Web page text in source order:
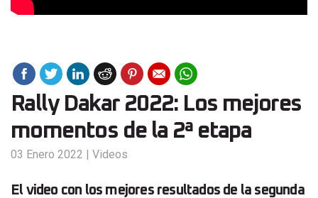
Rally Dakar 2022: Los mejores
momentos de la 2ª etapa
03 Enero 2022 | Videos
El video con los mejores resultados de la segunda